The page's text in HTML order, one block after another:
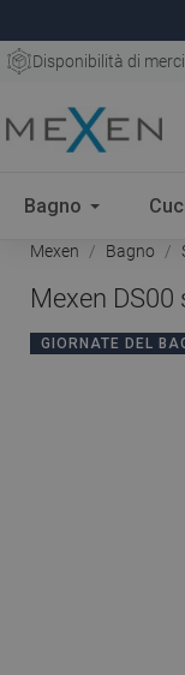
Disponibilità di merci
Bagno
Mexen Bagno
Mexen
GIORNATE DEL